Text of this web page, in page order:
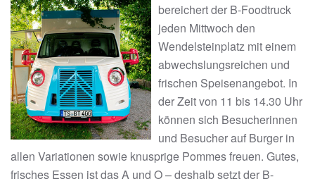
bereichert der B-Foodtruck
jeden Mittwoch den
Wendelsteinplatz mit einem
abwechslungsreichen und
frischen Speisenangebot. In
der Zeit von 11 bis 14.30 Uhr
können sich Besucherinnen
und Besucher auf Burger in
allen Variationen sowie knusprige Pommes freuen. Gutes,
frisches Essen ist das A und O – deshalb setzt der B-